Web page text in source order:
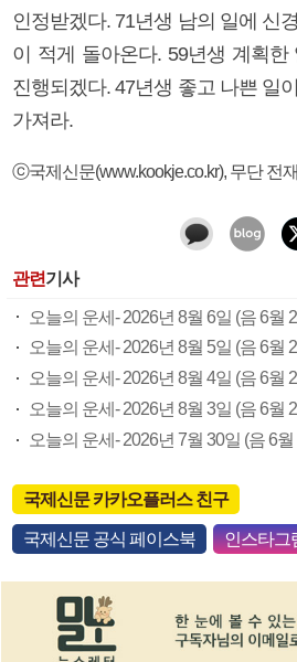
인정받겠다. 71년생 남의 일에 신
이 적게 돌아온다. 59년생 계획
진행되겠다. 47년생 좋고 나쁜 일
가져라.
ⓒ국제신문(www.kookje.co.kr), 무단 전
관련기사
오늘의 운세- 2026년 8월 6일 (음 6월
오늘의 운세- 2026년 8월 5일 (음 6월
오늘의 운세- 2026년 8월 4일 (음 6월
오늘의 운세- 2026년 8월 3일 (음 6월
오늘의 운세- 2026년 7월 30일 (음 6월
국제신문 카카오플러스 친구
국제신문 공식 페이스북 인스타그